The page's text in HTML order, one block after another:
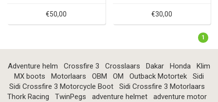
€50,00 €30,00
1
Adventure helm Crossfire 3 Crosslaars Dakar Honda
Klim
MX boots
Motorlaars OBM OM Outback Motortek
Sidi
Sidi Crossfire 3 Motorcycle Boot
Sidi Crossfire 3 Motorlaars
Thork Racing
TwinPegs adventure helmet
adventure motor